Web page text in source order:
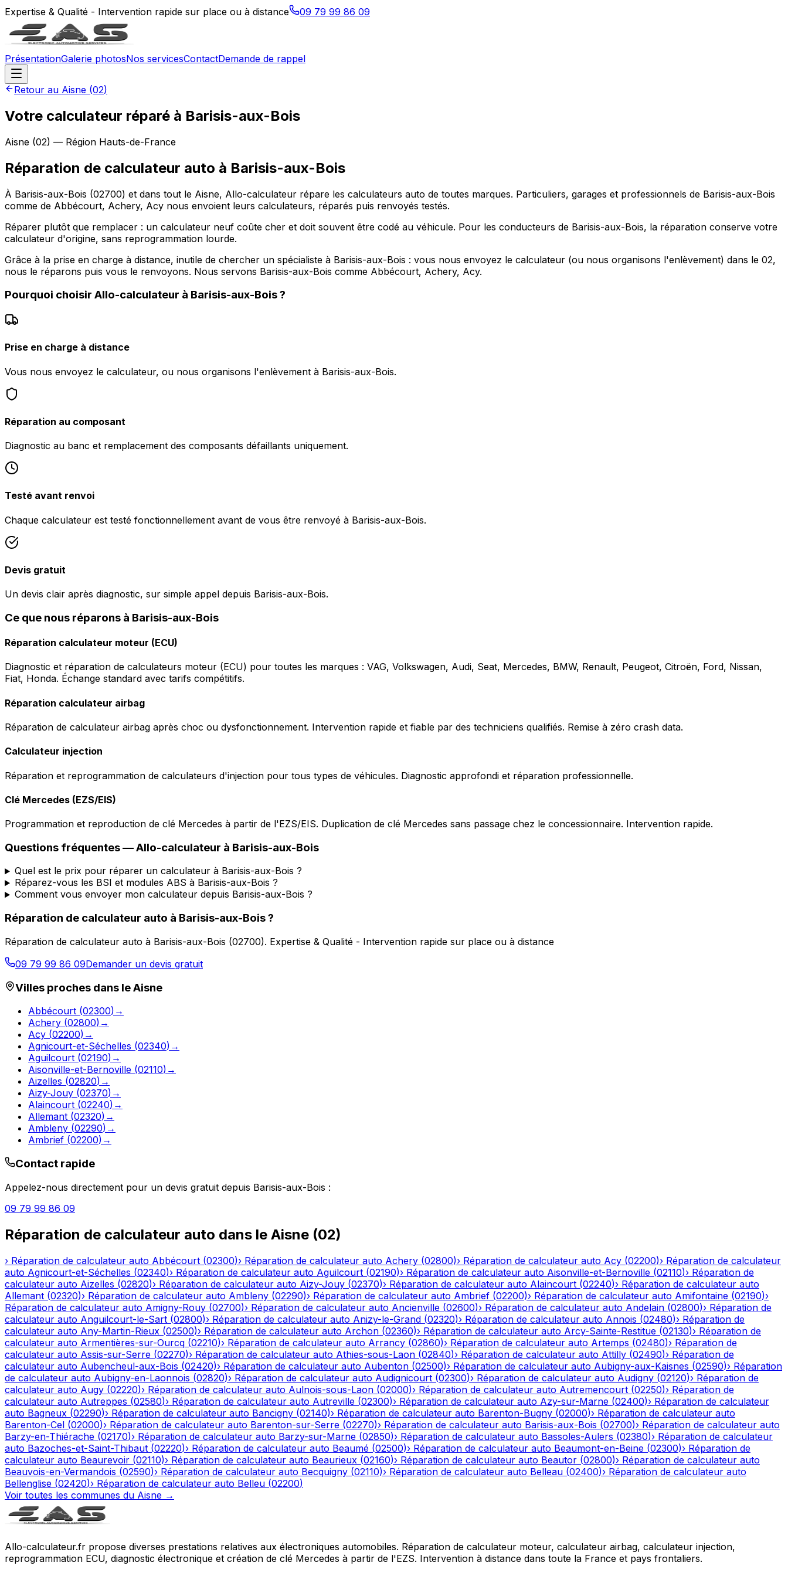
Expertise & Qualité - Intervention rapide sur place ou à distance 09 79 99 86 09
PrésentationGalerie photosNos servicesContactDemande de rappel
Retour au Aisne (02)
Votre calculateur réparé à Barisis-aux-Bois
Aisne (02) — Région Hauts-de-France
Réparation de calculateur auto à Barisis-aux-Bois
À Barisis-aux-Bois (02700) et dans tout le Aisne, Allo-calculateur répare les calculateurs auto de toutes marques. Particuliers, garages et professionnels de Barisis-aux-Bois
comme de Abbécourt, Achery, Acy nous envoient leurs calculateurs, réparés puis renvoyés testés.
Réparer plutôt que remplacer : un calculateur neuf coûte cher et doit souvent être codé au véhicule. Pour les conducteurs de Barisis-aux-Bois, la réparation conserve votre
calculateur d'origine, sans reprogrammation lourde.
Grâce à la prise en charge à distance, inutile de chercher un spécialiste à Barisis-aux-Bois : vous nous envoyez le calculateur (ou nous organisons l'enlèvement) dans le 02,
nous le réparons puis vous le renvoyons. Nous servons Barisis-aux-Bois comme Abbécourt, Achery, Acy.
Pourquoi choisir Allo-calculateur à Barisis-aux-Bois?
Prise en charge à distance
Vous nous envoyez le calculateur, ou nous organisons l'enlèvement à Barisis-aux-Bois.
Réparation au composant
Diagnostic au banc et remplacement des composants défaillants uniquement.
Testé avant renvoi
Chaque calculateur est testé fonctionnellement avant de vous être renvoyé à Barisis-aux-Bois.
Devis gratuit
Un devis clair après diagnostic, sur simple appel depuis Barisis-aux-Bois.
Ce que nous réparons à Barisis-aux-Bois
Réparation calculateur moteur (ECU)
Diagnostic et réparation de calculateurs moteur (ECU) pour toutes les marques : VAG, Volkswagen, Audi, Seat, Mercedes, BMW, Renault, Peugeot, Citroën, Ford, Nissan,
Fiat, Honda. Échange standard avec tarifs compétitifs.
Réparation calculateur airbag
Réparation de calculateur airbag après choc ou dysfonctionnement. Intervention rapide et fiable par des techniciens qualifiés. Remise à zéro crash data.
Calculateur injection
Réparation et reprogrammation de calculateurs d'injection pour tous types de véhicules. Diagnostic approfondi et réparation professionnelle.
Clé Mercedes (EZS/EIS)
Programmation et reproduction de clé Mercedes à partir de l'EZS/EIS. Duplication de clé Mercedes sans passage chez le concessionnaire. Intervention rapide.
Questions fréquentes —Allo-calculateur à Barisis-aux-Bois
Quel est le prix pour réparer un calculateur à Barisis-aux-Bois ?
Réparez-vous les BSI et modules ABS à Barisis-aux-Bois ?
Comment vous envoyer mon calculateur depuis Barisis-aux-Bois ?
Réparation de calculateur auto à Barisis-aux-Bois?
Réparation de calculateur auto à Barisis-aux-Bois (02700). Expertise & Qualité - Intervention rapide sur place ou à distance
09 79 99 86 09Demander un devis gratuit
Villes proches dans leAisne
Abbécourt (02300) →
Achery (02800) →
Acy (02200) →
Agnicourt-et-Séchelles (02340) →
Aguilcourt (02190) →
Aisonville-et-Bernoville (02110) →
Aizelles (02820) →
Aizy-Jouy (02370) →
Alaincourt (02240) →
Allemant (02320) →
Ambleny (02290) →
Ambrief (02200) →
Contact rapide
Appelez-nous directement pour un devis gratuit depuis Barisis-aux-Bois :
09 79 99 86 09
Réparation de calculateur auto dans le Aisne (02)
› Réparation de calculateur auto Abbécourt (02300)› Réparation de calculateur auto Achery (02800)› Réparation de calculateur auto Acy (02200)› Réparation de calculateur
auto Agnicourt-et-Séchelles (02340)› Réparation de calculateur auto Aguilcourt (02190)› Réparation de calculateur auto Aisonville-et-Bernoville (02110)› Réparation de
calculateur auto Aizelles (02820)› Réparation de calculateur auto Aizy-Jouy (02370)› Réparation de calculateur auto Alaincourt (02240)› Réparation de calculateur auto
Allemant (02320)› Réparation de calculateur auto Ambleny (02290)› Réparation de calculateur auto Ambrief (02200)› Réparation de calculateur auto Amifontaine (02190)›
Réparation de calculateur auto Amigny-Rouy (02700)› Réparation de calculateur auto Ancienville (02600)› Réparation de calculateur auto Andelain (02800)› Réparation de
calculateur auto Anguilcourt-le-Sart (02800)› Réparation de calculateur auto Anizy-le-Grand (02320)› Réparation de calculateur auto Annois (02480)› Réparation de
calculateur auto Any-Martin-Rieux (02500)› Réparation de calculateur auto Archon (02360)› Réparation de calculateur auto Arcy-Sainte-Restitue (02130)› Réparation de
calculateur auto Armentières-sur-Ourcq (02210)› Réparation de calculateur auto Arrancy (02860)› Réparation de calculateur auto Artemps (02480)› Réparation de
calculateur auto Assis-sur-Serre (02270)› Réparation de calculateur auto Athies-sous-Laon (02840)› Réparation de calculateur auto Attilly (02490)› Réparation de
calculateur auto Aubencheul-aux-Bois (02420)› Réparation de calculateur auto Aubenton (02500)› Réparation de calculateur auto Aubigny-aux-Kaisnes (02590)› Réparation
de calculateur auto Aubigny-en-Laonnois (02820)› Réparation de calculateur auto Audignicourt (02300)› Réparation de calculateur auto Audigny (02120)› Réparation de
calculateur auto Augy (02220)› Réparation de calculateur auto Aulnois-sous-Laon (02000)› Réparation de calculateur auto Autremencourt (02250)› Réparation de
calculateur auto Autreppes (02580)› Réparation de calculateur auto Autreville (02300)› Réparation de calculateur auto Azy-sur-Marne (02400)› Réparation de calculateur
auto Bagneux (02290)› Réparation de calculateur auto Bancigny (02140)› Réparation de calculateur auto Barenton-Bugny (02000)› Réparation de calculateur auto
Barenton-Cel (02000)› Réparation de calculateur auto Barenton-sur-Serre (02270)› Réparation de calculateur auto Barisis-aux-Bois (02700)› Réparation de calculateur auto
Barzy-en-Thiérache (02170)› Réparation de calculateur auto Barzy-sur-Marne (02850)› Réparation de calculateur auto Bassoles-Aulers (02380)› Réparation de calculateur
auto Bazoches-et-Saint-Thibaut (02220)› Réparation de calculateur auto Beaumé (02500)› Réparation de calculateur auto Beaumont-en-Beine (02300)› Réparation de
calculateur auto Beaurevoir (02110)› Réparation de calculateur auto Beaurieux (02160)› Réparation de calculateur auto Beautor (02800)› Réparation de calculateur auto
Beauvois-en-Vermandois (02590)› Réparation de calculateur auto Becquigny (02110)› Réparation de calculateur auto Belleau (02400)› Réparation de calculateur auto
Bellenglise (02420)› Réparation de calculateur auto Belleu (02200)
Voir toutes les communes du Aisne →
Allo-calculateur.fr propose diverses prestations relatives aux électroniques automobiles. Réparation de calculateur moteur, calculateur airbag, calculateur injection,
reprogrammation ECU, diagnostic électronique et création de clé Mercedes à partir de l'EZS. Intervention à distance dans toute la France et pays frontaliers.